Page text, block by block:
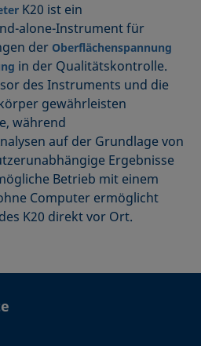
K20 ist ein
alone-Instrument für
der Oberflächenspannung
in der Qualitätskontrolle.
des Instruments und die
gewährleisten
während
auf der Grundlage von
Ergebnisse
Betrieb mit einem
Computer ermöglicht
K20 direkt vor Ort.